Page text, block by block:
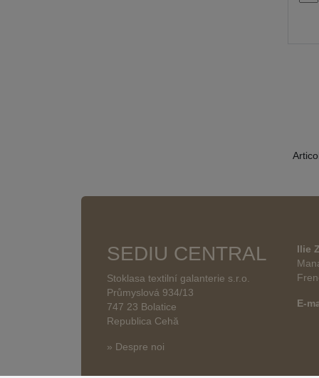
SEDIU CENTRAL
Stoklasa textilní galanterie s.r.o.
Průmyslová 934/13
747 23 Bolatice
Republica Cehă
» Despre noi
Ilie
E-